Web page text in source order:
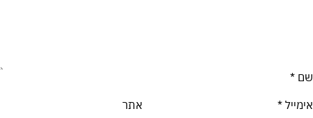
שם *
אימייל * אתר